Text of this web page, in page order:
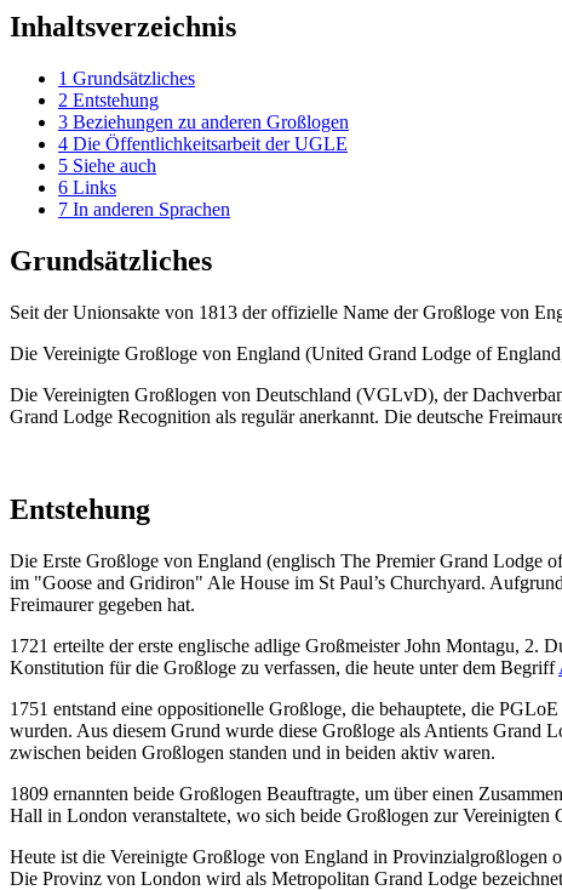
Inhaltsverzeichnis
1 Grundsätzliches
2 Entstehung
3 Beziehungen zu anderen Großlogen
4 Die Öffentlichkeitsarbeit der UGLE
5 Siehe auch
6 Links
7 In anderen Sprachen
Grundsätzliches
Seit der Unionsakte von 1813 der offizielle Name der Großloge von
Die Vereinigte Großloge von England (United Grand Lodge of
Die Vereinigten Großlogen von Deutschland (VGLvD), der
Grand Lodge Recognition als regulär anerkannt. Die deutsche
Entstehung
Die Erste Großloge von England (englisch The Premier Grand Lodge
im "Goose and Gridiron" Ale House im St Paul’s Churchyard.
Freimaurer gegeben hat.
1721 erteilte der erste englische adlige Großmeister John Montagu, 2.
Konstitution für die Großloge zu verfassen, die heute unter dem Begriff
1751 entstand eine oppositionelle Großloge, die behauptete, die
wurden. Aus diesem Grund wurde diese Großloge als Antients Grand
zwischen beiden Großlogen standen und in beiden aktiv waren.
1809 ernannten beide Großlogen Beauftragte, um über einen
Hall in London veranstaltete, wo sich beide Großlogen zur Vereinigten
Heute ist die Vereinigte Großloge von England in Provinzialgroßlogen
Die Provinz von London wird als Metropolitan Grand Lodge